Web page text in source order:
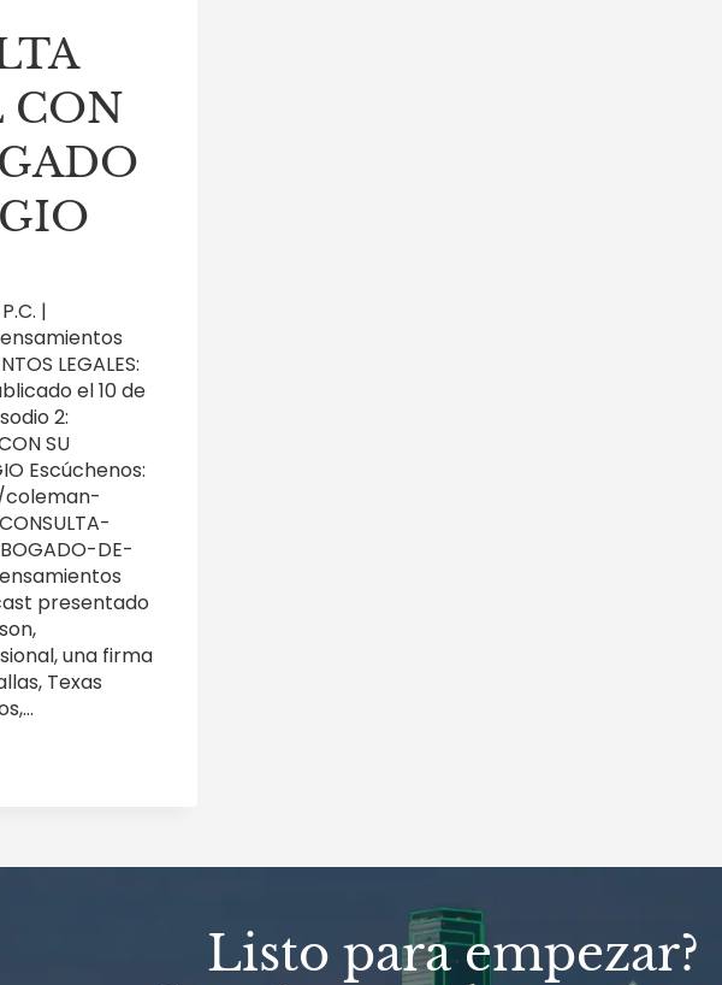
CON
|
LEGALES:
el 10 de
2:
SU
Escúchenos:
DE-
presentado
una firma
Texas
Listo para empezar?